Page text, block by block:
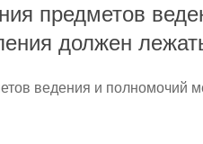
предметов
должен
ведения и полномочий